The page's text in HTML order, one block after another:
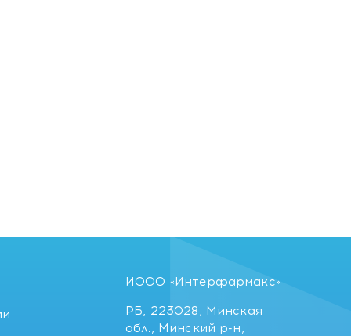
ИООО «Интерфармакс»
РБ, 223028, Минская
обл., Минский р-н,